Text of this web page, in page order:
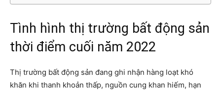
Tình hình thị trường bất động sản
thời điểm cuối năm 2022
Thị trường bất động sản đang ghi nhận hàng loạt khó
khăn khi thanh khoản thấp, nguồn cung khan hiếm, hạn